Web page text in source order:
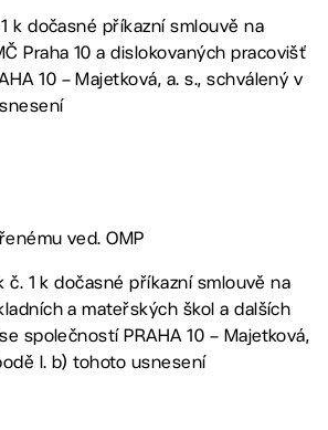
k dočasné příkazní smlouvě na
Praha 10 a dislokovaných pracovišť
10 – Majetková, a. s., schválený v
ved. OMP
č. 1 k dočasné příkazní smlouvě na
a mateřských škol a dalších
společností PRAHA 10 – Majetková,
I. b) tohoto usnesení